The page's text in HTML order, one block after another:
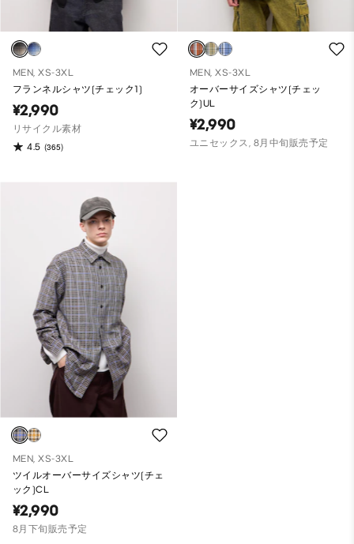
MEN, XS-3XL
フランネルシャツ(チェック1)
¥2,990
リサイクル素材
4.5 (365)
MEN, XS-3XL
オーバーサイズシャツ(チェッ
ク)UL
¥2,990
ユニセックス, 8月中旬販売予定
MEN, XS-3XL
ツイルオーバーサイズシャツ(チェ
ック)CL
¥2,990
8月下旬販売予定